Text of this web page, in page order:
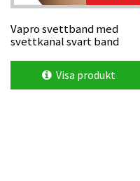
Vapro svettband med
svettkanal svart band
Visa produkt